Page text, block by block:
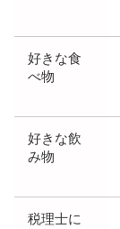
好きな食
べ物
好きな飲
み物
税理士に